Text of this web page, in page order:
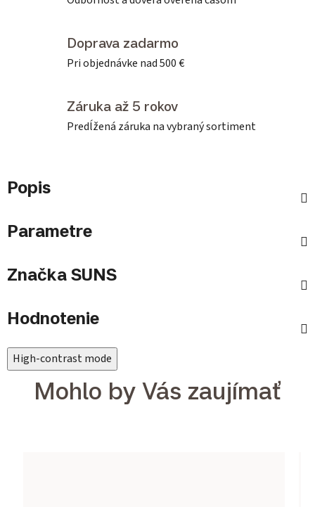
Doprava zadarmo
Pri objednávke nad 500 €
Záruka až 5 rokov
Predĺžená záruka na vybraný sortiment
Popis
Parametre
Značka SUNS
Hodnotenie
High-contrast mode
Mohlo by Vás zaujímať